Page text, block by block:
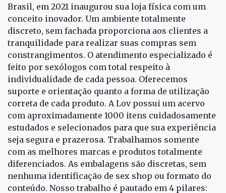
Brasil, em 2021 inaugurou sua loja física com um
conceito inovador. Um ambiente totalmente
discreto, sem fachada proporciona aos clientes a
tranquilidade para realizar suas compras sem
constrangimentos. O atendimento especializado é
feito por sexólogos com total respeito à
individualidade de cada pessoa. Oferecemos
suporte e orientação quanto a forma de utilização
correta de cada produto. A Lov possui um acervo
com aproximadamente 1000 itens cuidadosamente
estudados e selecionados para que sua experiência
seja segura e prazerosa. Trabalhamos somente
com as melhores marcas e produtos totalmente
diferenciados. As embalagens são discretas, sem
nenhuma identificação de sex shop ou formato do
conteúdo. Nosso trabalho é pautado em 4 pilares: